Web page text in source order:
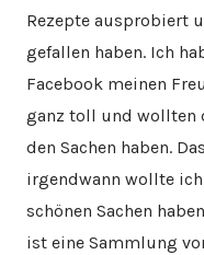
Rezepte ausprobiert
gefallen haben. Ich
Facebook meinen
ganz toll und wollten
den Sachen haben.
irgendwann wollte
schönen Sachen
ist eine Sammlung